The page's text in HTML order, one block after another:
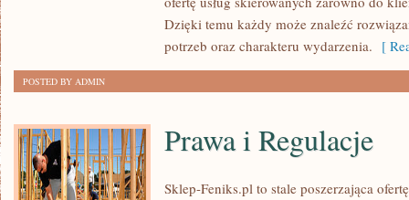
Dzięki temu każdy może znaleźć
potrzeb oraz charakteru wydarzenia. [
POSTED BY ADMIN
Prawa i Regulacje
Sklep-Feniks.pl to stale poszerzająca